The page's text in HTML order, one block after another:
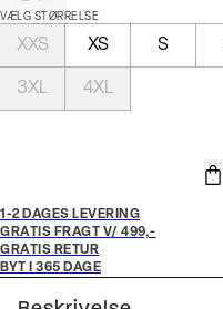
VÆLG STØRRELSE
XXS XS S
3XL 4XL
1-2 DAGES LEVERING
GRATIS FRAGT V/ 499,-
GRATIS RETUR
BYT I 365 DAGE